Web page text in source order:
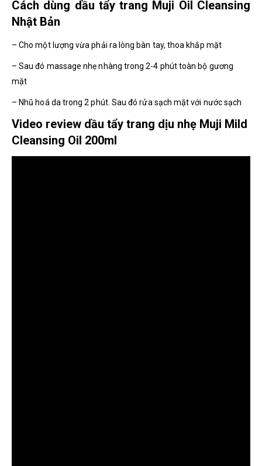
Cách dùng dầu tẩy trang Muji Oil Cleansing
Nhật Bản
– Cho một lượng vừa phải ra lòng bàn tay, thoa khắp mặt
– Sau đó massage nhẹ nhàng trong 2-4 phút toàn bộ gương
mặt
– Nhũ hoá da trong 2 phút. Sau đó rửa sạch mặt với nước sạch
Video review dầu tẩy trang dịu nhẹ Muji Mild
Cleansing Oil 200ml